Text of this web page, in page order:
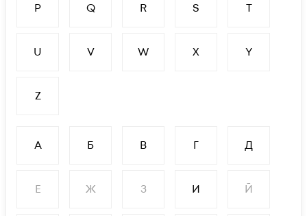
P Q R S T
U V W X Y
Z
А Б В Г Д
Е Ж З И Й